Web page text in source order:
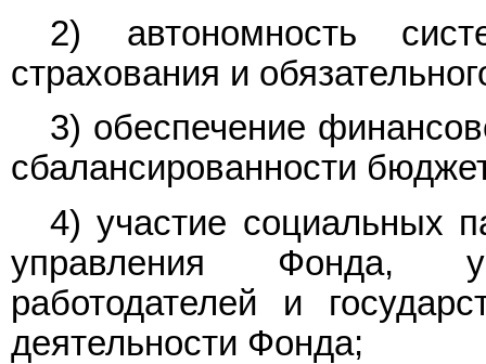
2) автономность
страхования и
3) обеспечение
сбалансированности
4) участие социальных
управления Фонда,
работодателей и
деятельности Фонда;